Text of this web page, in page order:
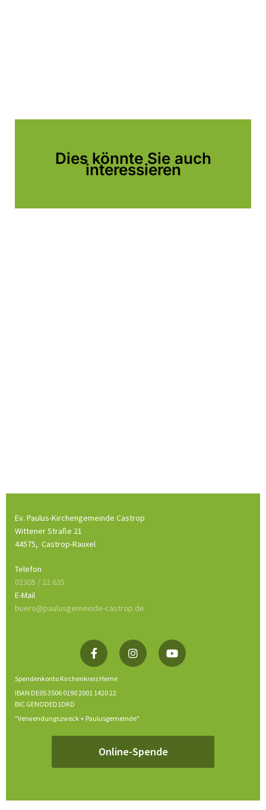
Dies könnte Sie auch
interessieren
Ev. Paulus-Kirchengemeinde Castrop
Wittener Straße 21
44575, Castrop-Rauxel
Telefon
02305 / 22 635
E-Mail
buero@paulusgemeinde-castrop.de
Spendenkonto Kirchenkreis Herne
IBAN DE05 3506 0190 2001 1420 22
BIC GENODED1DKD
"Verwendungszweck + Paulusgemeinde"
Online-Spende